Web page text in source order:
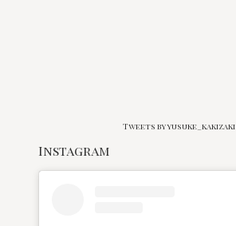
Tweets by yusuke_kakizaki
Instagram